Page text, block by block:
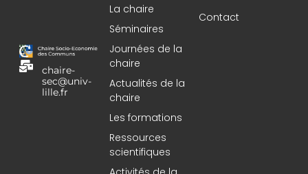
chaire-
sec@univ-
lille.fr
La chaire
Séminaires
Journées de la
chaire
Actualités de la
chaire
Les formations
Ressources
scientifiques
Contact